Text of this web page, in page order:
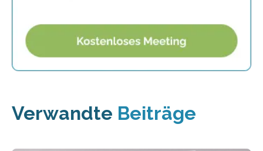
Verwandte Beiträge